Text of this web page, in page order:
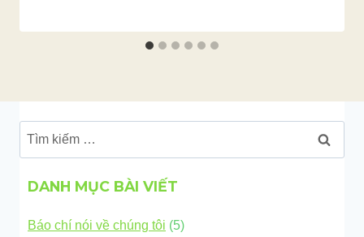
Tìm
kiếm
cho:
DANH MỤC BÀI VIẾT
Báo chí nói về chúng tôi (5)